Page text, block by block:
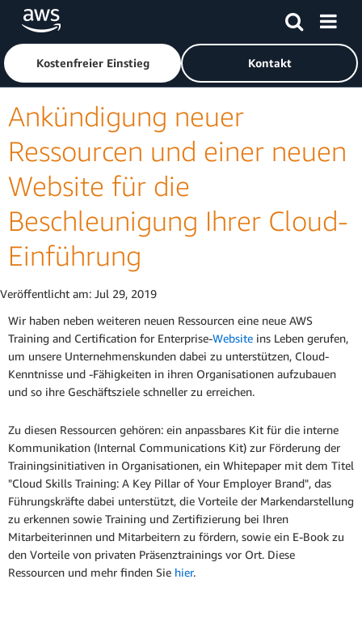
Überspringen zum Hauptinhalt
Klicken Sie hier, um zur Amazon Web Services-Startseite
Kostenfreier Einstieg Kontakt
Ankündigung neuer
Ressourcen und einer neuen
Website für die
Beschleunigung Ihrer Cloud-
Einführung
Veröffentlicht am: Jul 29, 2019
Wir haben neben weiteren neuen Ressourcen eine neue AWS
Training and Certification for Enterprise-Website ins Leben gerufen,
um unsere Unternehmenskunden dabei zu unterstützen, Cloud-
Kenntnisse und -Fähigkeiten in ihren Organisationen aufzubauen
und so ihre Geschäftsziele schneller zu erreichen.
Zu diesen Ressourcen gehören: ein anpassbares Kit für die interne
Kommunikation (Internal Communications Kit) zur Förderung der
Trainingsinitiativen in Organisationen, ein Whitepaper mit dem Titel
"Cloud Skills Training: A Key Pillar of Your Employer Brand", das
Führungskräfte dabei unterstützt, die Vorteile der Markendarstellung
zu erkennen sowie Training und Zertifizierung bei Ihren
Mitarbeiterinnen und Mitarbeitern zu fördern, sowie ein E-Book zu
den Vorteile von privaten Präsenztrainings vor Ort. Diese
Ressourcen und mehr finden Sie hier.